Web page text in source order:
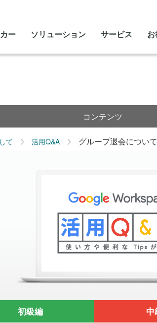
ー ソリューション サービス
コンテンツ
て 活用Q&A グループ退会について
初級編 中